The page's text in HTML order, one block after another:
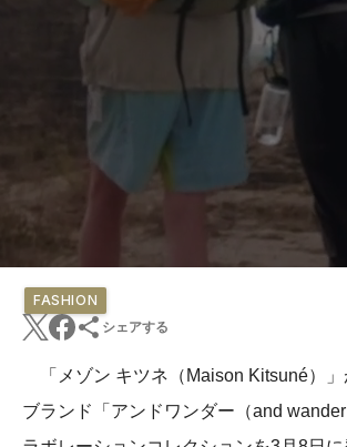
FASHION
シェアする
「メゾン キツネ（Maison Kitsuné）」
ブランド「アンドワンダー（and